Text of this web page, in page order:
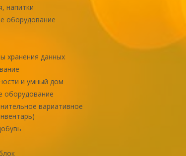
напитки
оборудование
хранения данных
и умный дом
оборудование
вариативное